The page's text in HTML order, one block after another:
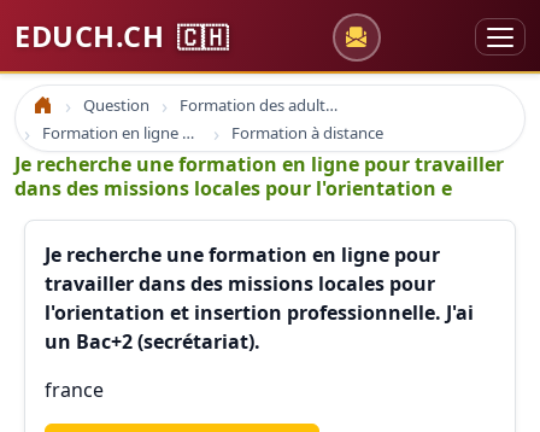
EDUCH.CH 🇨🇭
Accueil Question
Formation des adultes
Formation en ligne e-learning et coaching
Formation à distance
Je recherche une formation en ligne pour travailler
dans des missions locales pour l'orientation e
Je recherche une formation en ligne pour
travailler dans des missions locales pour
l'orientation et insertion professionnelle. J'ai
un Bac+2 (secrétariat).
france